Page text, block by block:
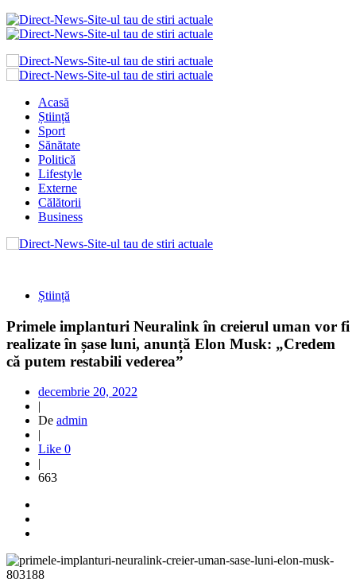
Acasă
Știință
Sport
Sănătate
Politică
Lifestyle
Externe
Călătorii
Business
Știință
Primele implanturi Neuralink în creierul uman vor fi
realizate în șase luni, anunță Elon Musk: „Credem
că putem restabili vederea”
decembrie 20, 2022
|
De admin
|
Like 0
|
663